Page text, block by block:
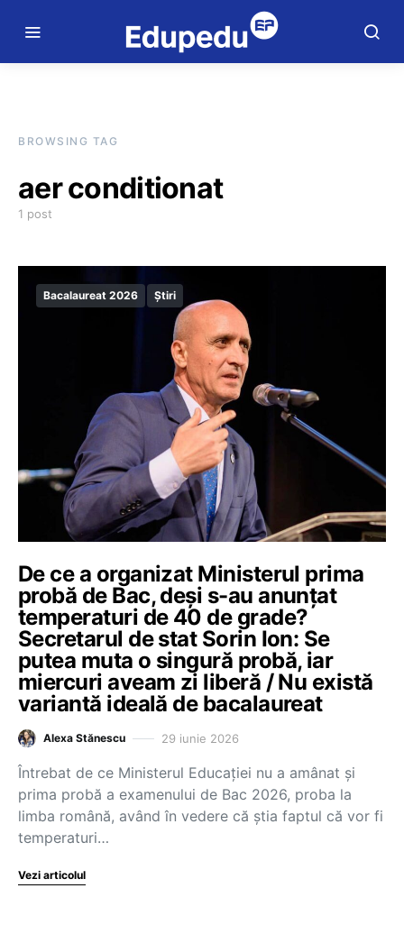
BROWSING TAG
aer conditionat
1 post
Bacalaureat 2026 Știri
De ce a organizat Ministerul prima
probă de Bac, deși s-au anunțat
temperaturi de 40 de grade?
Secretarul de stat Sorin Ion: Se
putea muta o singură probă, iar
miercuri aveam zi liberă / Nu există
variantă ideală de bacalaureat
Alexa Stănescu 29 iunie 2026
Întrebat de ce Ministerul Educației nu a amânat și
prima probă a examenului de Bac 2026, proba la
limba română, având în vedere că știa faptul că vor fi
temperaturi…
Vezi articolul